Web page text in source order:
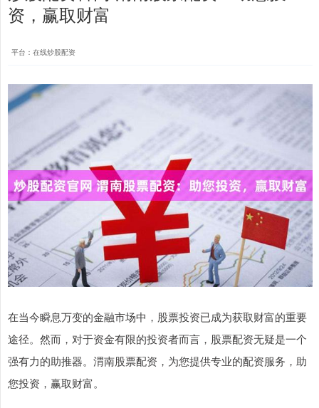
资，赢取财富
平台：在线炒股配资
在当今瞬息万变的金融市场中，股票投资已成为获取财富的重要
途径。然而，对于资金有限的投资者而言，股票配资无疑是一个
强有力的助推器。渭南股票配资，为您提供专业的配资服务，助
您投资，赢取财富。